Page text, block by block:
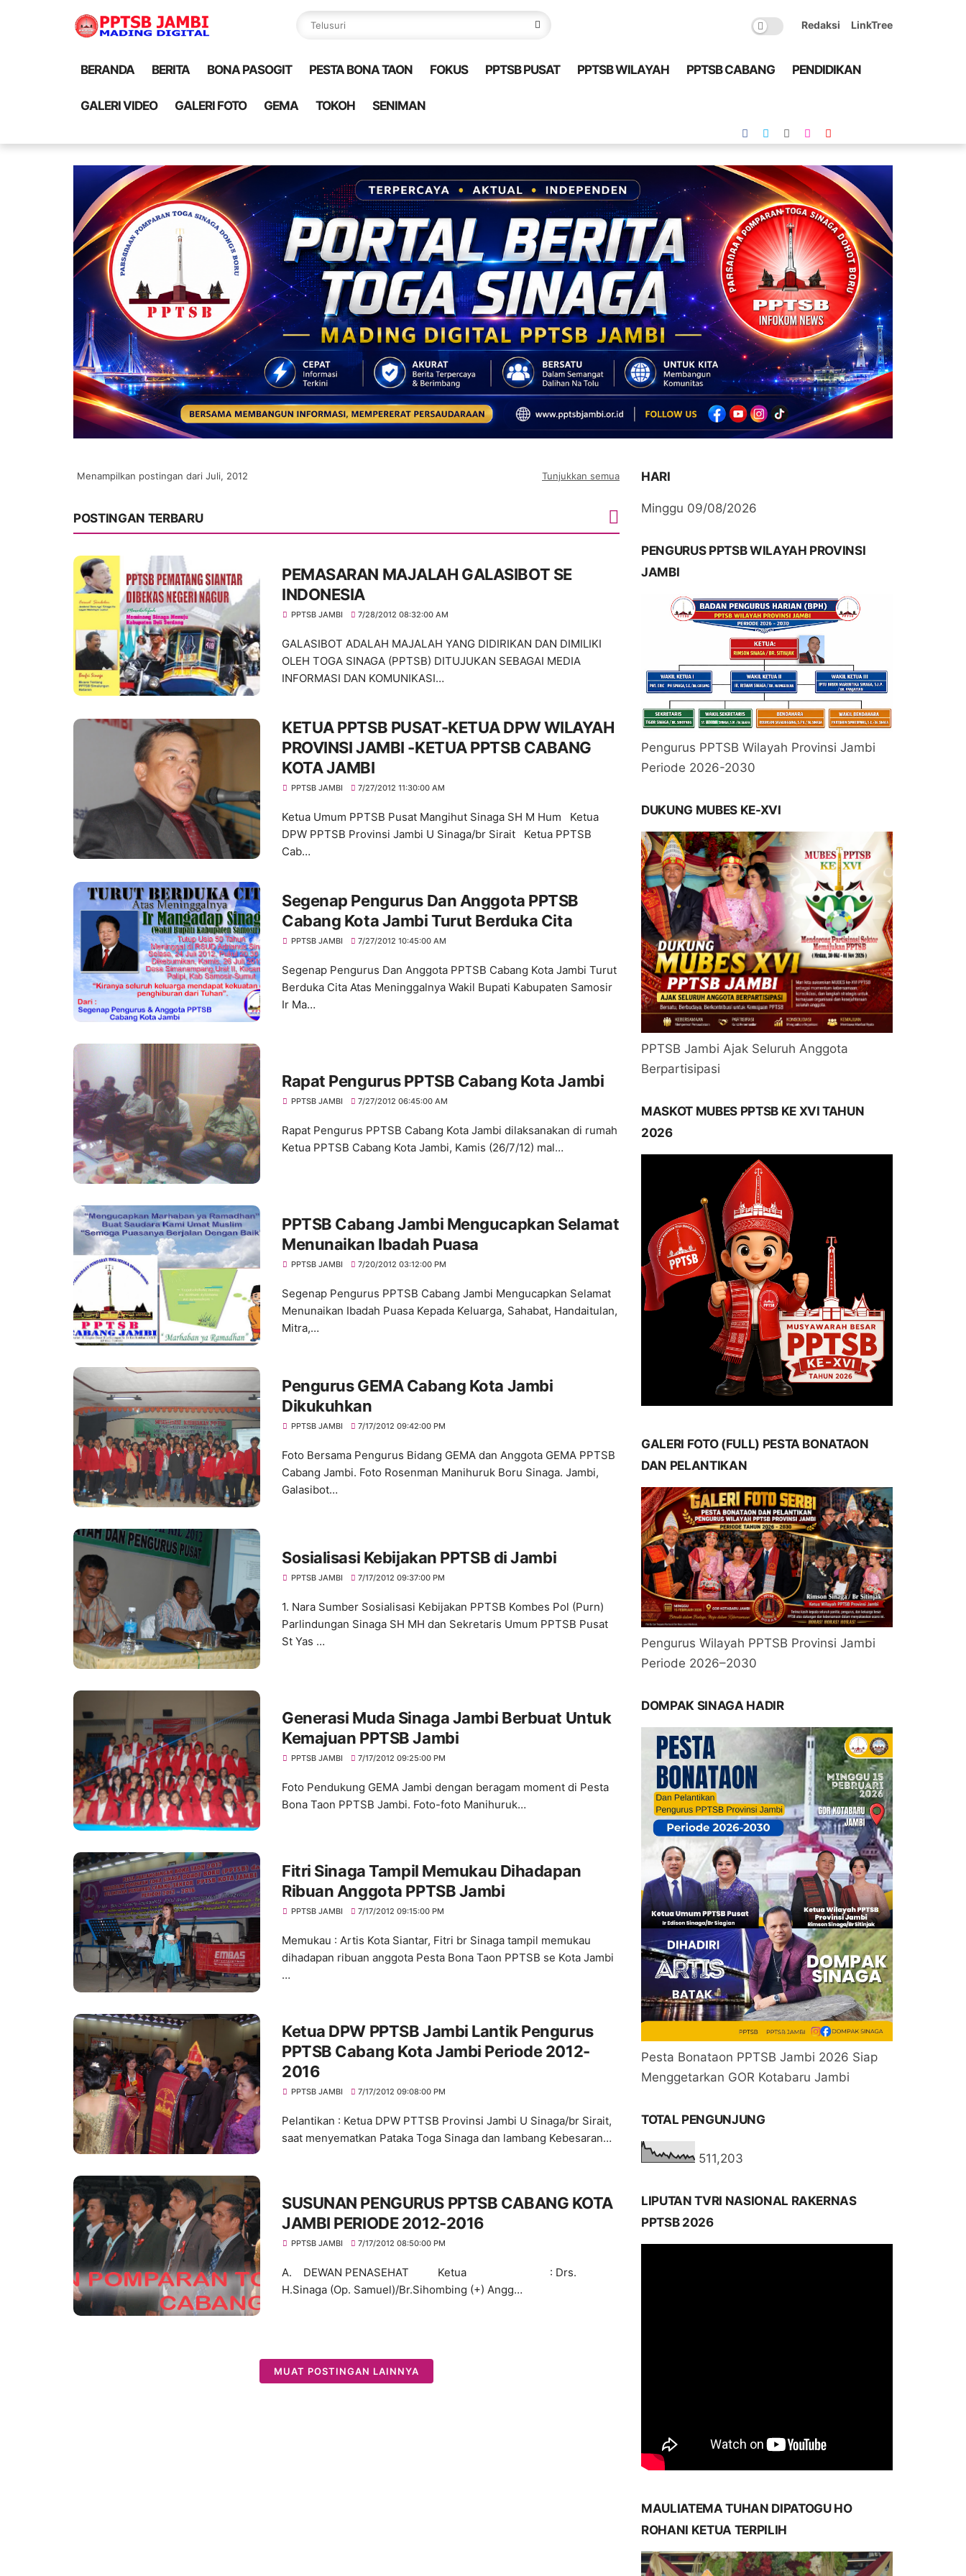
Redaksi LinkTree
BERANDA BERITA BONA PASOGIT PESTA BONA TAON FOKUS PPTSB PUSAT PPTSB WILAYAH PPTSB CABANG PENDIDIKAN
GALERI VIDEO GALERI FOTO GEMA TOKOH SENIMAN
Menampilkan postingan dari Juli, 2012 Tunjukkan semua
POSTINGAN TERBARU
PEMASARAN MAJALAH GALASIBOT SE
INDONESIA
PPTSB JAMBI 7/28/2012 08:32:00 AM
GALASIBOT ADALAH MAJALAH YANG DIDIRIKAN DAN DIMILIKI
OLEH TOGA SINAGA (PPTSB) DITUJUKAN SEBAGAI MEDIA
INFORMASI DAN KOMUNIKASI…
KETUA PPTSB PUSAT-KETUA DPW WILAYAH
PROVINSI JAMBI -KETUA PPTSB CABANG
KOTA JAMBI
PPTSB JAMBI 7/27/2012 11:30:00 AM
Ketua Umum PPTSB Pusat Mangihut Sinaga SH M Hum Ketua
DPW PPTSB Provinsi Jambi U Sinaga/br Sirait Ketua PPTSB
Cab…
Segenap Pengurus Dan Anggota PPTSB
Cabang Kota Jambi Turut Berduka Cita
PPTSB JAMBI 7/27/2012 10:45:00 AM
Segenap Pengurus Dan Anggota PPTSB Cabang Kota Jambi Turut
Berduka Cita Atas Meninggalnya Wakil Bupati Kabupaten Samosir
Ir Ma…
Rapat Pengurus PPTSB Cabang Kota Jambi
PPTSB JAMBI 7/27/2012 06:45:00 AM
Rapat Pengurus PPTSB Cabang Kota Jambi dilaksanakan di rumah
Ketua PPTSB Cabang Kota Jambi, Kamis (26/7/12) mal…
PPTSB Cabang Jambi Mengucapkan Selamat
Menunaikan Ibadah Puasa
PPTSB JAMBI 7/20/2012 03:12:00 PM
Segenap Pengurus PPTSB Cabang Jambi Mengucapkan Selamat
Menunaikan Ibadah Puasa Kepada Keluarga, Sahabat, Handaitulan,
Mitra,…
Pengurus GEMA Cabang Kota Jambi
Dikukuhkan
PPTSB JAMBI 7/17/2012 09:42:00 PM
Foto Bersama Pengurus Bidang GEMA dan Anggota GEMA PPTSB
Cabang Jambi. Foto Rosenman Manihuruk Boru Sinaga. Jambi,
Galasibot…
Sosialisasi Kebijakan PPTSB di Jambi
PPTSB JAMBI 7/17/2012 09:37:00 PM
1. Nara Sumber Sosialisasi Kebijakan PPTSB Kombes Pol (Purn)
Parlindungan Sinaga SH MH dan Sekretaris Umum PPTSB Pusat
St Yas …
Generasi Muda Sinaga Jambi Berbuat Untuk
Kemajuan PPTSB Jambi
PPTSB JAMBI 7/17/2012 09:25:00 PM
Foto Pendukung GEMA Jambi dengan beragam moment di Pesta
Bona Taon PPTSB Jambi. Foto-foto Manihuruk…
Fitri Sinaga Tampil Memukau Dihadapan
Ribuan Anggota PPTSB Jambi
PPTSB JAMBI 7/17/2012 09:15:00 PM
Memukau : Artis Kota Siantar, Fitri br Sinaga tampil memukau
dihadapan ribuan anggota Pesta Bona Taon PPTSB se Kota Jambi
…
Ketua DPW PPTSB Jambi Lantik Pengurus
PPTSB Cabang Kota Jambi Periode 2012-
2016
PPTSB JAMBI 7/17/2012 09:08:00 PM
Pelantikan : Ketua DPW PTTSB Provinsi Jambi U Sinaga/br Sirait,
saat menyematkan Pataka Toga Sinaga dan lambang Kebesaran…
SUSUNAN PENGURUS PPTSB CABANG KOTA
JAMBI PERIODE 2012-2016
PPTSB JAMBI 7/17/2012 08:50:00 PM
A. DEWAN PENASEHAT Ketua : Drs.
H.Sinaga (Op. Samuel)/Br.Sihombing (+) Angg…
MUAT POSTINGAN LAINNYA
HARI
Minggu 09/08/2026
PENGURUS PPTSB WILAYAH PROVINSI
JAMBI
Pengurus PPTSB Wilayah Provinsi Jambi
Periode 2026-2030
DUKUNG MUBES KE-XVI
PPTSB Jambi Ajak Seluruh Anggota
Berpartisipasi
MASKOT MUBES PPTSB KE XVI TAHUN
2026
GALERI FOTO (FULL) PESTA BONATAON
DAN PELANTIKAN
Pengurus Wilayah PPTSB Provinsi Jambi
Periode 2026–2030
DOMPAK SINAGA HADIR
Pesta Bonataon PPTSB Jambi 2026 Siap
Menggetarkan GOR Kotabaru Jambi
TOTAL PENGUNJUNG
511,203
LIPUTAN TVRI NASIONAL RAKERNAS
PPTSB 2026
MAULIATEMA TUHAN DIPATOGU HO
ROHANI KETUA TERPILIH